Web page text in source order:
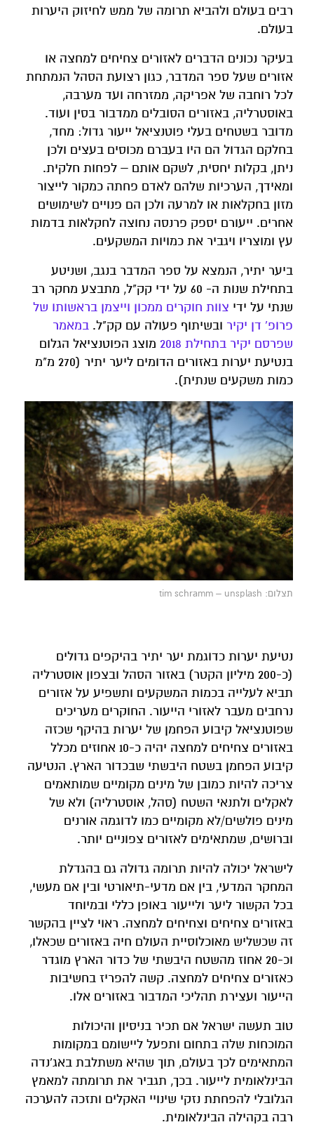
רבים בעולם ולהביא תרומה של ממש לחיזוק היערות
בעולם.
בעיקר נכונים הדברים לאזורים צחיחים למחצה או
אזורים שעל ספר המדבר, כגון רצועת הסהל הנמתחת
לכל רוחבה של אפריקה, ממזרחה ועד מערבה,
באוסטרליה, באזורים הסובלים ממדבור בסין ועוד.
מדובר בשטחים בעלי פוטנציאל ייעור גדול: מחד,
בחלקם הגדול הם היו בעברם מכוסים בעצים ולכן
ניתן, בקלות יחסית, לשקם אותם – לפחות חלקית.
ומאידך, הערכיות שלהם לאדם פחתה כמקור לייצור
מזון בחקלאות או למרעה ולכן הם פנויים לשימושים
אחרים. ייעורם יספק פרנסה נחוצה לחקלאות בדמות
עץ ומוצריו ויגביר את כמויות המשקעים.
ביער יתיר, הנמצא על ספר המדבר בנגב, ושניטע
בתחילת שנות ה- 60 על ידי קק"ל, מתבצע מחקר רב
שנתי על ידי צוות חוקרים ממכון וייצמן בראשותו של
פרופ' דן יקיר ובשיתוף פעולה עם קק"ל. במאמר
שפרסם יקיר בתחילת 2018
מוצג הפוטנציאל הגלום
בנטיעת יערות באזורים הדומים ליער יתיר (270 מ"מ
כמות משקעים שנתית).
תצלום: tim schramm – unsplash
נטיעת יערות כדוגמת יער יתיר בהיקפים גדולים
(כ-200 מיליון הקטר) באזור הסהל ובצפון אוסטרליה
תביא לעלייה בכמות המשקעים ותשפיע על אזורים
נרחבים מעבר לאזורי הייעור. החוקרים מעריכים
שפוטנציאל קיבוע הפחמן של יערות בהיקף שכזה
באזורים צחיחים למחצה יהיה כ-10 אחוזים מכלל
קיבוע הפחמן בשטח היבשתי שבכדור הארץ. הנטיעה
צריכה להיות כמובן של מינים מקומיים שמותאמים
לאקלים ולתנאי השטח (סהל, אוסטרליה) ולא של
מינים פולשים/לא מקומיים כמו לדוגמה אורנים
וברושים, שמתאימים לאזורים צפוניים יותר.
לישראל יכולה להיות תרומה גדולה גם בהגדלת
המחקר המדעי, בין אם מדעי-תיאורטי ובין אם מעשי,
בכל הקשור ליער ולייעור באופן כללי ובמיוחד
באזורים צחיחים וצחיחים למחצה. ראוי לציין בהקשר
זה שכשליש מאוכלוסיית העולם חיה באזורים שכאלו,
וכ-20 אחוז מהשטח היבשתי של כדור הארץ מוגדר
כאזורים צחיחים למחצה. קשה להפריז בחשיבות
הייעור ועצירת תהליכי המדבור באזורים אלו.
טוב תעשה ישראל אם תכיר בניסיון והיכולות
המוכחות שלה בתחום ותפעל ליישומם במקומות
המתאימים לכך בעולם, תוך שהיא משתלבת באג'נדה
הבינלאומית לייעור. בכך, תגביר את תרומתה למאמץ
הגלובלי להפחתת נזקי שינויי האקלים ותזכה להערכה
רבה בקהילה הבינלאומית.